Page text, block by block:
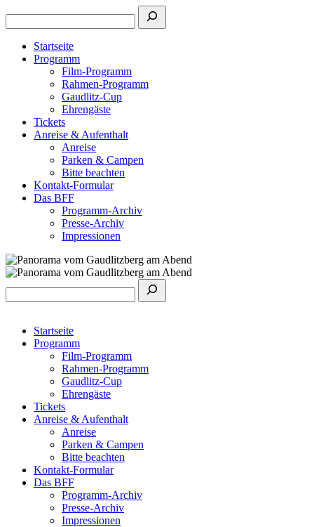
Startseite
Programm
Film-Programm
Rahmen-Programm
Gaudlitz-Cup
Ehrengäste
Tickets
Anreise & Aufenthalt
Anreise
Parken & Campen
Bitte beachten
Kontakt-Formular
Das BFF
Programm-Archiv
Presse-Archiv
Impressionen
Startseite
Programm
Film-Programm
Rahmen-Programm
Gaudlitz-Cup
Ehrengäste
Tickets
Anreise & Aufenthalt
Anreise
Parken & Campen
Bitte beachten
Kontakt-Formular
Das BFF
Programm-Archiv
Presse-Archiv
Impressionen